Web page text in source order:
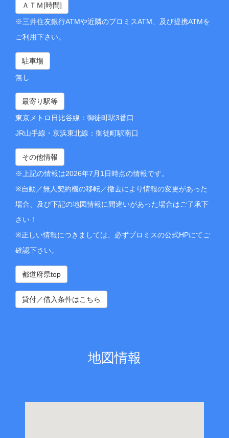
ＡＴＭ[時間]
※三井住友銀行ATMや近隣のプロミスATM、及び提携ATMを
ご利用下さい。
駐車場
無し
最寄り駅等
東京メトロ日比谷線：御徒町駅3番口
JR山手線・京浜東北線：御徒町駅南口
その他情報
※上記の情報は2026年7月1日時点の情報です。
※自動／無人契約機の移転／撤去により情報の変更があった
場合、及び下記の地図情報に間違いがあった場合はご了承下
さい！
※正しい情報につきましては、必ずプロミスの公式HPにてご
確認下さい。
都道府県top
貸付／借入条件はこちら
地図情報